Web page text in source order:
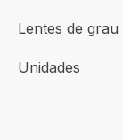
Lentes de grau
Unidades